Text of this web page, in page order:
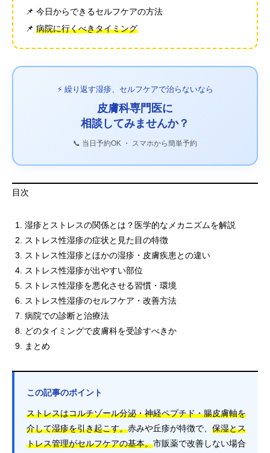
📌 今日からできるセルフケアの方法
📌 病院に行くべきタイミング
⚡ 繰り返す湿疹、セルフケアで治らないなら
皮膚科専門医に
相談してみませんか？
📞 当日予約OK ・ スマホから簡単予約
目次
湿疹とストレスの関係とは？医学的なメカニズムを解説
ストレス性湿疹の症状と見た目の特徴
ストレス性湿疹とほかの湿疹・皮膚疾患との違い
ストレス性湿疹が出やすい部位
ストレス性湿疹を悪化させる習慣・環境
ストレス性湿疹のセルフケア・改善方法
病院での診断と治療法
どのタイミングで皮膚科を受診すべきか
まとめ
この記事のポイント
ストレスはコルチゾール分泌・神経ペプチド・腸皮膚軸を
介して湿疹を引き起こす。赤みや丘疹が特徴で、 保湿とス
トレス管理がセルフケアの基本。市販薬で改善しない場合